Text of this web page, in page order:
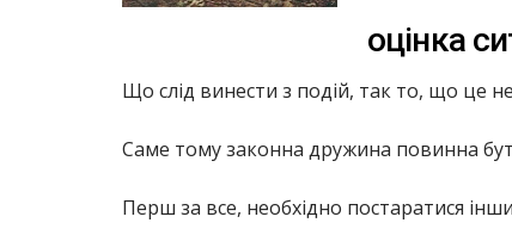
оцінка
Що слід винести з подій, так то, що це
Саме тому законна дружина повинна
Перш за все, необхідно постаратися